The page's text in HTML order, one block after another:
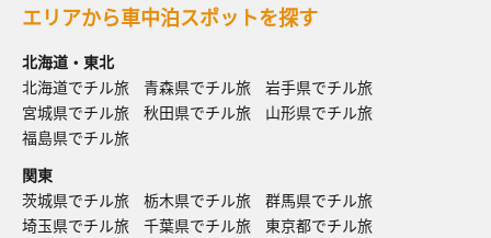
エリアから車中泊スポットを探す
北海道・東北
北海道でチル旅
青森県でチル旅
岩手県でチル旅
宮城県でチル旅
秋田県でチル旅
山形県でチル旅
福島県でチル旅
関東
茨城県でチル旅
栃木県でチル旅
群馬県でチル旅
埼玉県でチル旅
千葉県でチル旅
東京都でチル旅